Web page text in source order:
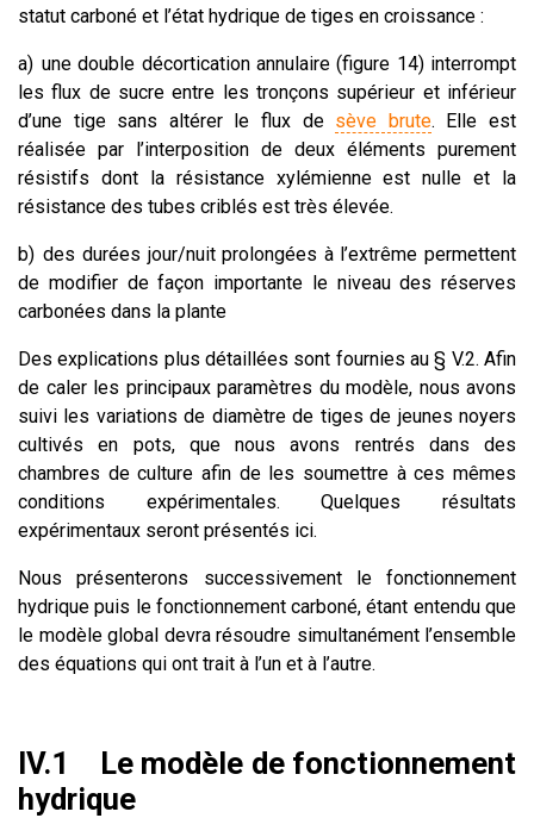
statut carboné et l’état hydrique de tiges en croissance :
a) une double décortication annulaire (figure 14) interrompt
les flux de sucre entre les tronçons supérieur et inférieur
d’une tige sans altérer le flux de sève brute. Elle est
réalisée par l’interposition de deux éléments purement
résistifs dont la résistance xylémienne est nulle et la
résistance des tubes criblés est très élevée.
b) des durées jour/nuit prolongées à l’extrême permettent
de modifier de façon importante le niveau des réserves
carbonées dans la plante
Des explications plus détaillées sont fournies au § V.2. Afin
de caler les principaux paramètres du modèle, nous avons
suivi les variations de diamètre de tiges de jeunes noyers
cultivés en pots, que nous avons rentrés dans des
chambres de culture afin de les soumettre à ces mêmes
conditions expérimentales. Quelques résultats
expérimentaux seront présentés ici.
Nous présenterons successivement le fonctionnement
hydrique puis le fonctionnement carboné, étant entendu que
le modèle global devra résoudre simultanément l’ensemble
des équations qui ont trait à l’un et à l’autre.
IV.1 Le modèle de fonctionnement
hydrique